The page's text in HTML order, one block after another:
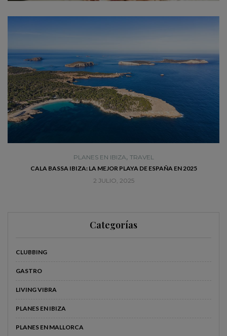
PLANES EN IBIZA, TRAVEL
CALA BASSA IBIZA: LA MEJOR PLAYA DE ESPAÑA EN 2025
2 JULIO, 2025
Categorías
CLUBBING
GASTRO
LIVING VIBRA
PLANES EN IBIZA
PLANES EN MALLORCA